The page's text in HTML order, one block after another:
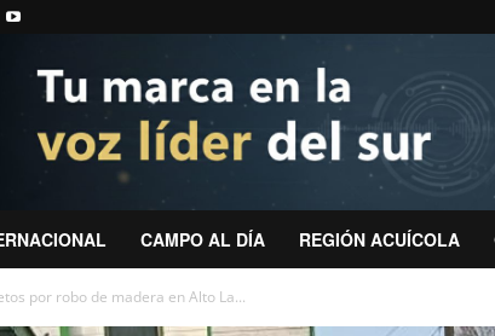
CAMPO AL DÍA REGIÓN ACUÍCOLA
por robo de madera en Alto La...